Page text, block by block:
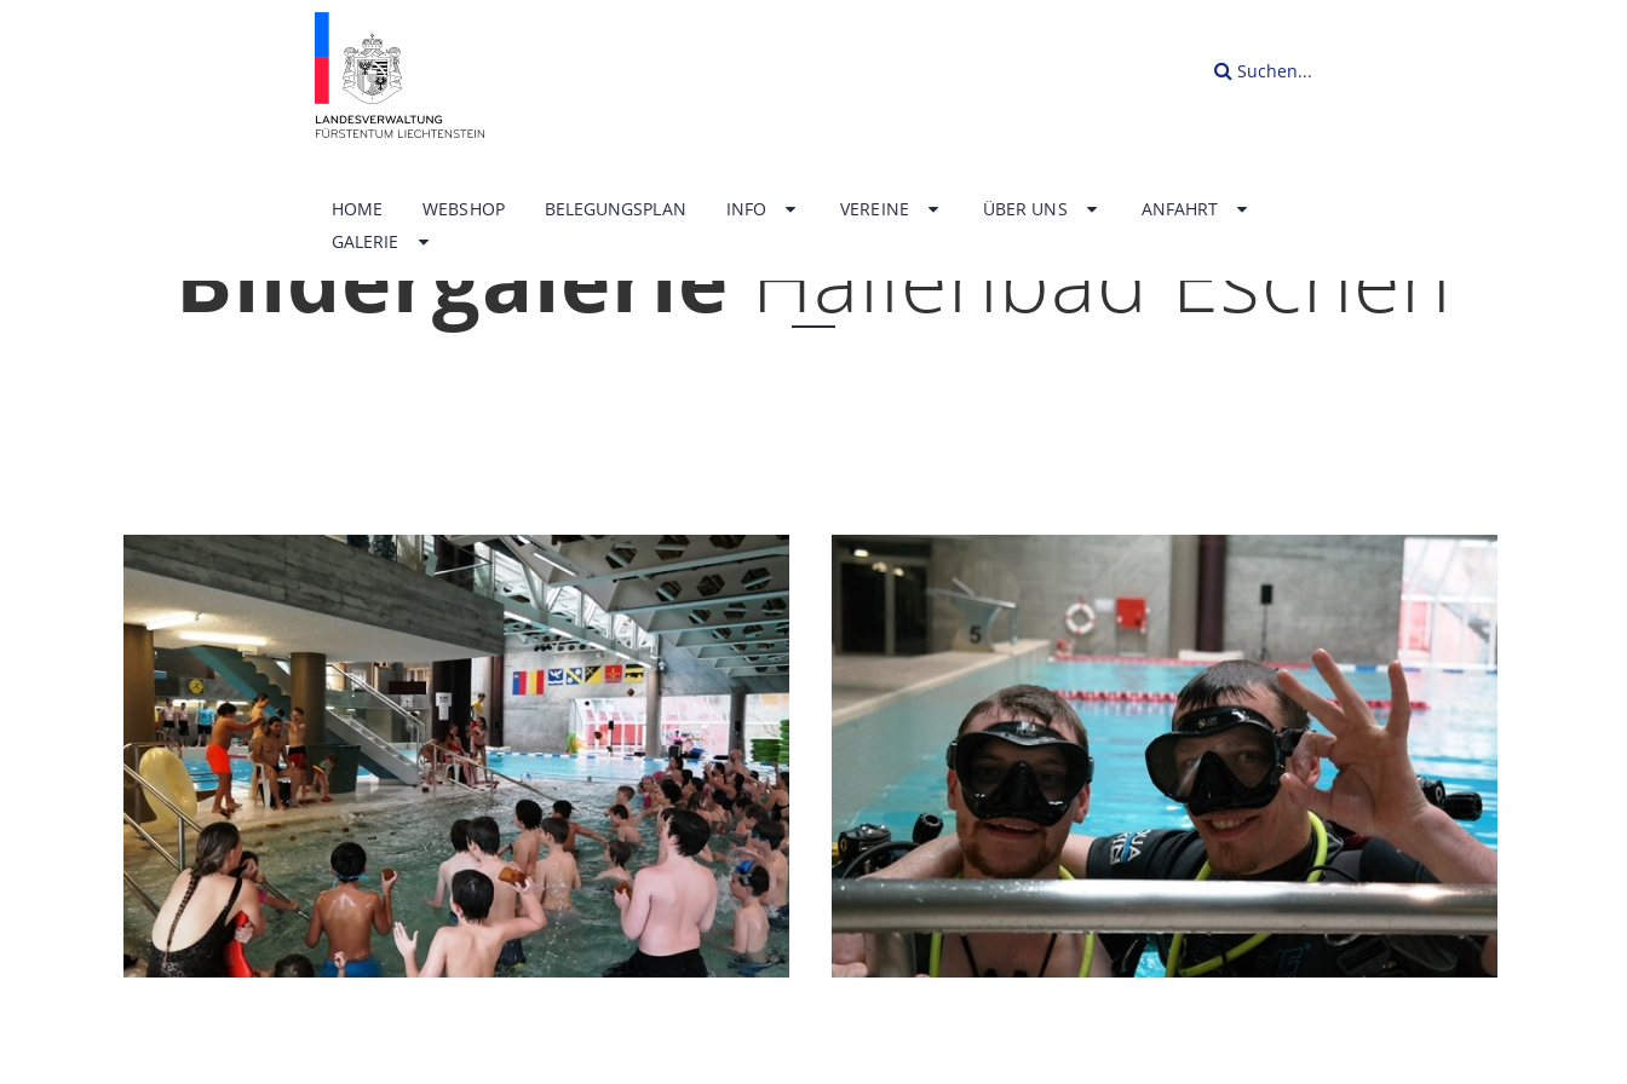
Suchen...
HOME WEBSHOP BELEGUNGSPLAN INFO VEREINE ÜBER UNS
ANFAHRT
GALERIE
Bildergalerie Hallenbad Eschen